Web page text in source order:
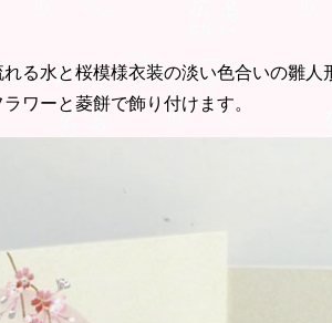
る水と桜模様衣装の淡い色合いの雛
ワーと菱餅で飾り付けます。